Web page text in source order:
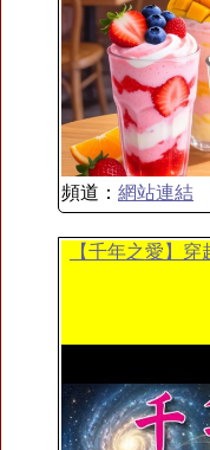
頻道： 網站連結
【千年之愛】